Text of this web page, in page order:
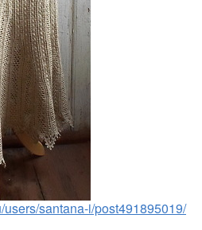
santana-i/post491895019/